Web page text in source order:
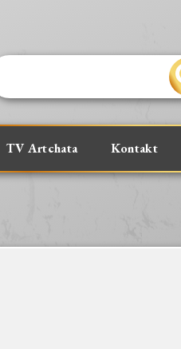
TV Artchata Kontakt